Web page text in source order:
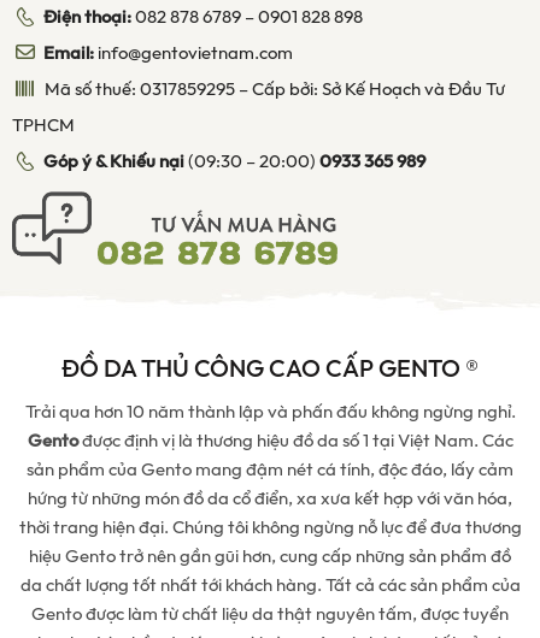
Điện thoại:082 878 6789–0901 828 898
Email:info@gentovietnam.com
Mã số thuế: 0317859295 – Cấp bởi: Sở Kế Hoạch và Đầu Tư
TPHCM
Góp ý & Khiếu nại(09:30 – 20:00)0933 365 989
ĐỒ DA THỦ CÔNG CAO CẤP GENTO ®
Trải qua hơn 10 năm thành lập và phấn đấu không ngừng nghỉ.
Gentođược định vị là thương hiệu đồ da số 1 tại Việt Nam. Các
sản phẩm của Gento mang đậm nét cá tính, độc đáo, lấy cảm
hứng từ những món đồ da cổ điển, xa xưa kết hợp với văn hóa,
thời trang hiện đại. Chúng tôi không ngừng nỗ lực để đưa thương
hiệu Gento trở nên gần gũi hơn, cung cấp những sản phẩm đồ
da chất lượng tốt nhất tới khách hàng. Tất cả các sản phẩm của
Gento được làm từ chất liệu da thật nguyên tấm, được tuyển